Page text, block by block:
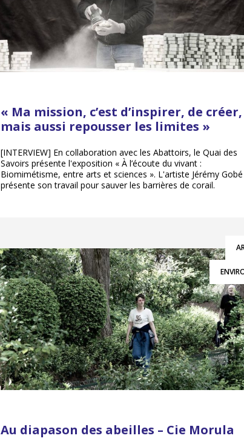
« Ma mission, c’est d’inspirer, de créer,
mais aussi repousser les limites »
[INTERVIEW] En collaboration avec les Abattoirs, le Quai des
Savoirs présente l'exposition « À l’écoute du vivant :
Biomimétisme, entre arts et sciences ». L'artiste Jérémy
présente son travail pour sauver les barrières de corail.
Au diapason des abeilles – Cie Morula